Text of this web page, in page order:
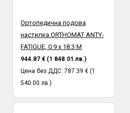
Ортопедична подова
настилка ORTHOMAT ANTY-
FATIGUE, 0.9 х 18.3 M
944.87 € (1 848.01 лв.)
Цена без ДДС: 787.39 € (1
540.00 лв.)